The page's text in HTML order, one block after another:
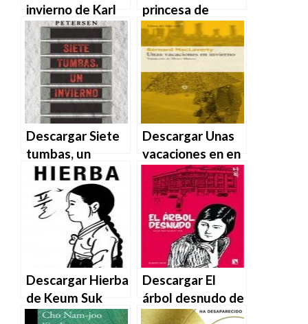
invierno de Karl
Ove Knausgård
en EPUB | PDF |
MOBI
princesa de
invierno de Paula
Gallego en EPUB
| PDF | MOBI
Descargar Siete
tumbas, un
invierno de
Christoffer
Petersen en
EPUB | PDF |
Descargar Unas
vacaciones en en
invierno –
Bernard
MacLaverty en
EPUB | PDF |
MOBI
Descargar Hierba
de Keum Suk
Gendry-Kim en
Descargar El
árbol desnudo de
Keum Suk